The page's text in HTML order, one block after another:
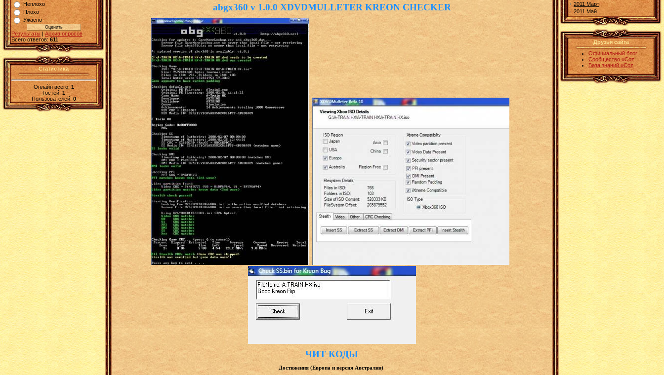
Неплохо
Плохо
Ужасно
Результаты | Архив опросов
Всего ответов: 611
Статистика
Онлайн всего:1
Гостей:1
Пользователей: 0
abgx360 v 1.0.0 XDVDMULLETER KREON CHECKER
ЧИТ КОДЫ
Достижения (Европа и версия Австралии)
2011 Март
2011 Май
Друзья сайта
Официальный блог
Сообщество uCoz
База знаний uCoz